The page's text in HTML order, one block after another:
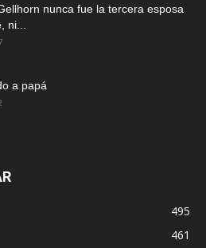
nunca fue la tercera esposa
ni...
a papá
495
461